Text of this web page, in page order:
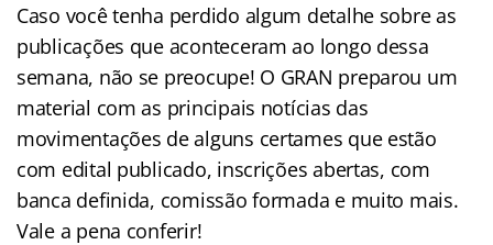
Caso você tenha perdido algum detalhe sobre as
publicações que aconteceram ao longo dessa
semana, não se preocupe! O GRAN preparou um
material com as principais notícias das
movimentações de alguns certames que estão
com edital publicado, inscrições abertas, com
banca definida, comissão formada e muito mais.
Vale a pena conferir!